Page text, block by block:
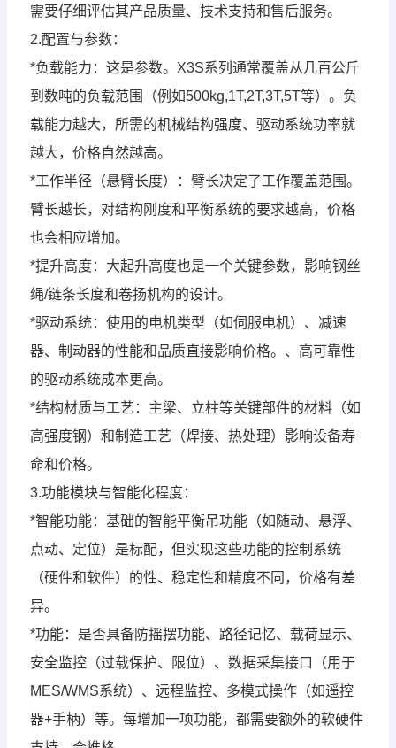
需要仔细评估其产品质量、技术支持和售后服务。
2.配置与参数：
*负载能力：这是参数。X3S系列通常覆盖从几百公斤
到数吨的负载范围（例如500kg,1T,2T,3T,5T等）。负
载能力越大，所需的机械结构强度、驱动系统功率就
越大，价格自然越高。
*工作半径（悬臂长度）：臂长决定了工作覆盖范围。
臂长越长，对结构刚度和平衡系统的要求越高，价格
也会相应增加。
*提升高度：大起升高度也是一个关键参数，影响钢丝
绳/链条长度和卷扬机构的设计。
*驱动系统：使用的电机类型（如伺服电机）、减速
器、制动器的性能和品质直接影响价格。、高可靠性
的驱动系统成本更高。
*结构材质与工艺：主梁、立柱等关键部件的材料（如
高强度钢）和制造工艺（焊接、热处理）影响设备寿
命和价格。
3.功能模块与智能化程度：
*智能功能：基础的智能平衡吊功能（如随动、悬浮、
点动、定位）是标配，但实现这些功能的控制系统
（硬件和软件）的性、稳定性和精度不同，价格有差
异。
*功能：是否具备防摇摆功能、路径记忆、载荷显示、
安全监控（过载保护、限位）、数据采集接口（用于
MES/WMS系统）、远程监控、多模式操作（如遥控
器+手柄）等。每增加一项功能，都需要额外的软硬件